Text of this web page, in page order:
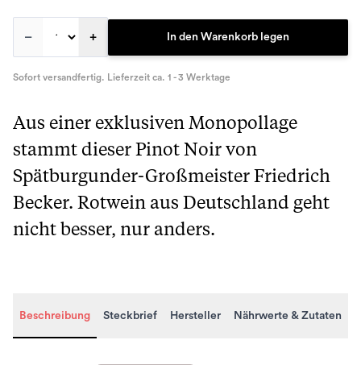
– + In den Warenkorb legen
Sofort versandfertig. Lieferzeit ca. 1 - 3 Werktage
Aus einer exklusiven Monopollage
stammt dieser Pinot Noir von
Spätburgunder-Großmeister Friedrich
Becker. Rotwein aus Deutschland geht
nicht besser, nur anders.
Beschreibung Steckbrief Hersteller Nährwerte & Zutaten